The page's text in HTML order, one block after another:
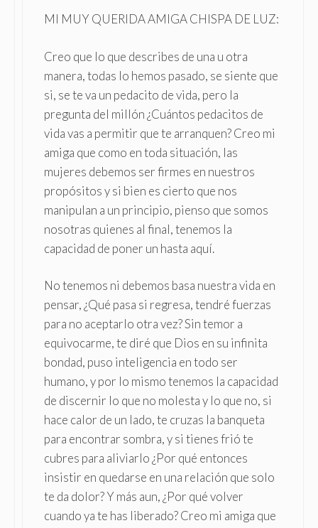
MI MUY QUERIDA AMIGA CHISPA DE LUZ:
Creo que lo que describes de una u otra
manera, todas lo hemos pasado, se siente que
si, se te va un pedacito de vida, pero la
pregunta del millón ¿Cuántos pedacitos de
vida vas a permitir que te arranquen? Creo mi
amiga que como en toda situación, las
mujeres debemos ser firmes en nuestros
propósitos y si bien es cierto que nos
manipulan a un principio, pienso que somos
nosotras quienes al final, tenemos la
capacidad de poner un hasta aquí.
No tenemos ni debemos basa nuestra vida en
pensar, ¿Qué pasa si regresa, tendré fuerzas
para no aceptarlo otra vez? Sin temor a
equivocarme, te diré que Dios en su infinita
bondad, puso inteligencia en todo ser
humano, y por lo mismo tenemos la capacidad
de discernir lo que no molesta y lo que no, si
hace calor de un lado, te cruzas la banqueta
para encontrar sombra, y si tienes frió te
cubres para aliviarlo ¿Por qué entonces
insistir en quedarse en una relación que solo
te da dolor? Y más aun, ¿Por qué volver
cuando ya te has liberado? Creo mi amiga que